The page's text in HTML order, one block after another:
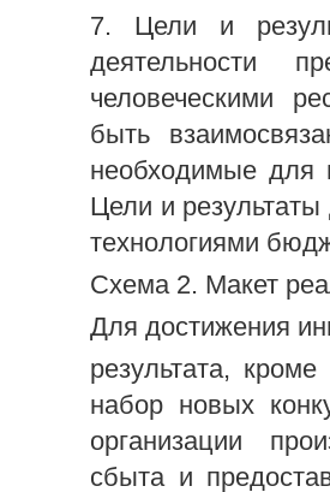
7. Цели и
деятельности
человеческими
быть
необходимые для
Цели и
технологиями
Схема 2. Макет
Для достижения
результата,
набор новых
организации
сбыта и